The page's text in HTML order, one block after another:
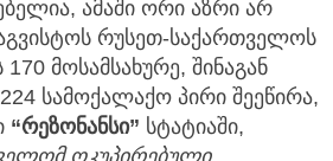
ამაში ორი აზრი არ
აგვისტოს რუსეთ-საქართველოს
მოსამსახურე, შინაგან
სამოქალაქო პირი შეეწირა,
“რეზონანსი” სტატიაში,